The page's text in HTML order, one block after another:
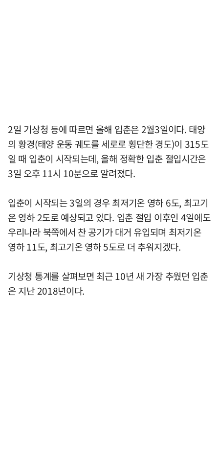
2일 기상청 등에 따르면 올해 입춘은 2월3일이다. 태양
의 황경(태양 운동 궤도를 세로로 횡단한 경도)이 315도
일 때 입춘이 시작되는데, 올해 정확한 입춘 절입시간은
3일 오후 11시 10분으로 알려졌다.
입춘이 시작되는 3일의 경우 최저기온 영하 6도, 최고기
온 영하 2도로 예상되고 있다. 입춘 절입 이후인 4일에도
우리나라 북쪽에서 찬 공기가 대거 유입되며 최저기온
영하 11도, 최고기온 영하 5도로 더 추워지겠다.
기상청 통계를 살펴보면 최근 10년 새 가장 추웠던 입춘
은 지난 2018년이다.